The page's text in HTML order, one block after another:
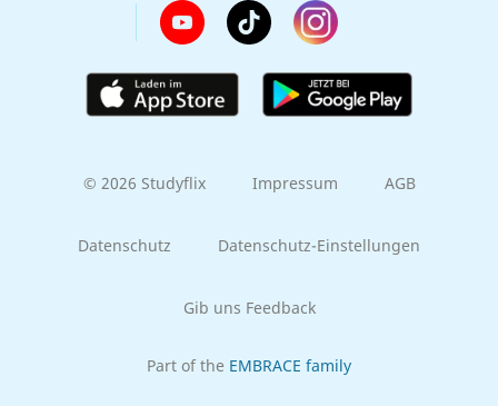
© 2026 Studyflix Impressum AGB
Datenschutz Datenschutz-Einstellungen
Gib uns Feedback
Part of the EMBRACE family